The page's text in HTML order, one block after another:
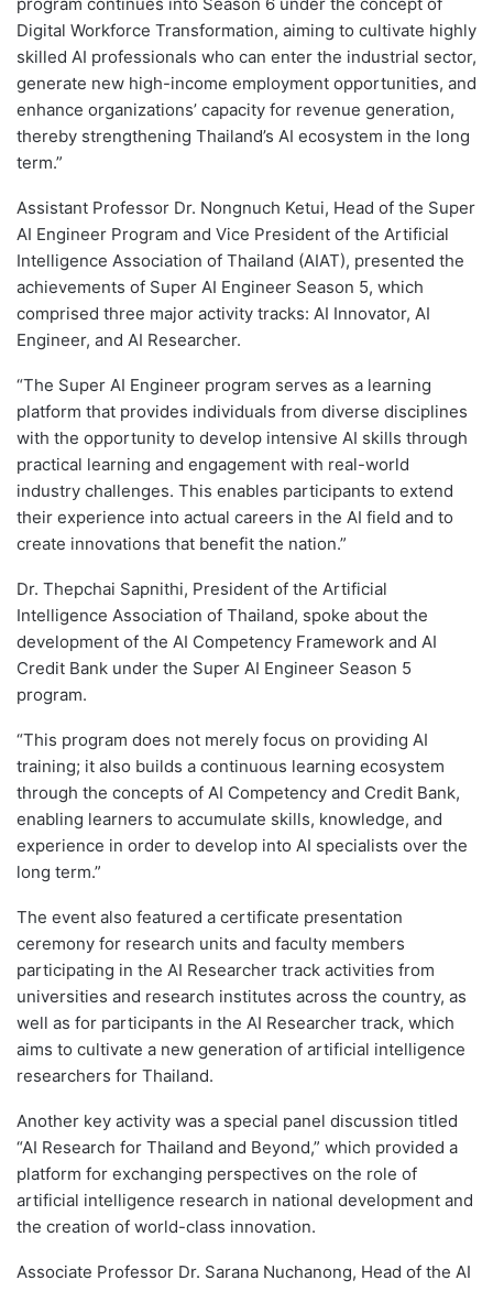
Digital Workforce Transformation, aiming to cultivate highly
skilled AI professionals who can enter the industrial sector,
generate new high-income employment opportunities, and
enhance organizations’ capacity for revenue generation,
thereby strengthening Thailand’s AI ecosystem in the long
term.”
Assistant Professor Dr. Nongnuch Ketui, Head of the Super
AI Engineer Program and Vice President of the Artificial
Intelligence Association of Thailand (AIAT), presented the
achievements of Super AI Engineer Season 5, which
comprised three major activity tracks: AI Innovator, AI
Engineer, and AI Researcher.
“The Super AI Engineer program serves as a learning
platform that provides individuals from diverse disciplines
with the opportunity to develop intensive AI skills through
practical learning and engagement with real-world
industry challenges. This enables participants to extend
their experience into actual careers in the AI field and to
create innovations that benefit the nation.”
Dr. Thepchai Sapnithi, President of the Artificial
Intelligence Association of Thailand, spoke about the
development of the AI Competency Framework and AI
Credit Bank under the Super AI Engineer Season 5
program.
“This program does not merely focus on providing AI
training; it also builds a continuous learning ecosystem
through the concepts of AI Competency and Credit Bank,
enabling learners to accumulate skills, knowledge, and
experience in order to develop into AI specialists over the
long term.”
The event also featured a certificate presentation
ceremony for research units and faculty members
participating in the AI Researcher track activities from
universities and research institutes across the country, as
well as for participants in the AI Researcher track, which
aims to cultivate a new generation of artificial intelligence
researchers for Thailand.
Another key activity was a special panel discussion titled
“AI Research for Thailand and Beyond,” which provided a
platform for exchanging perspectives on the role of
artificial intelligence research in national development and
the creation of world-class innovation.
Associate Professor Dr. Sarana Nuchanong, Head of the AI